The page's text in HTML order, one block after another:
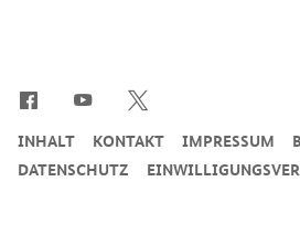
INHALT KONTAKT IMPRESSUM
DATENSCHUTZ